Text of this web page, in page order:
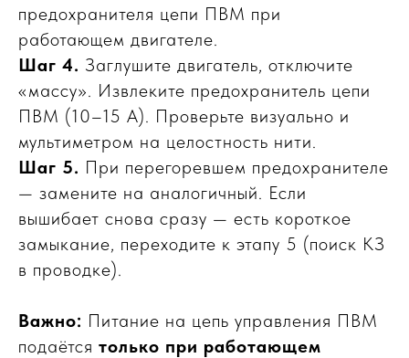
предохранителя цепи ПВМ при
работающем двигателе.
Шаг 4. Заглушите двигатель, отключите
«массу». Извлеките предохранитель цепи
ПВМ (10–15 А). Проверьте визуально и
мультиметром на целостность нити.
Шаг 5. При перегоревшем предохранителе
— замените на аналогичный. Если
вышибает снова сразу — есть короткое
замыкание, переходите к этапу 5 (поиск КЗ
в проводке).
Важно: Питание на цепь управления ПВМ
подаётся только при работающем